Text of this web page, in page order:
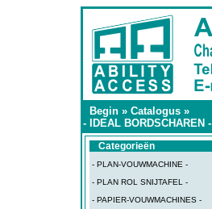
Begin » Catalogus »
- IDEAL BORDSCHAREN -
Categorieën
- PLAN-VOUWMACHINE -
- PLAN ROL SNIJTAFEL -
- PAPIER-VOUWMACHINES -